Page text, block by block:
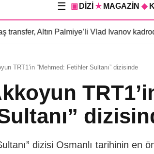
☰ ▣ DİZİ ★ MAGAZİN ◆
Palmiye’li Vlad Ivanov kadroda•3
TRT1’in “Mehmed: Fetihler Sultanı” dizisinde
dizisi Osmanlı tarihinin en